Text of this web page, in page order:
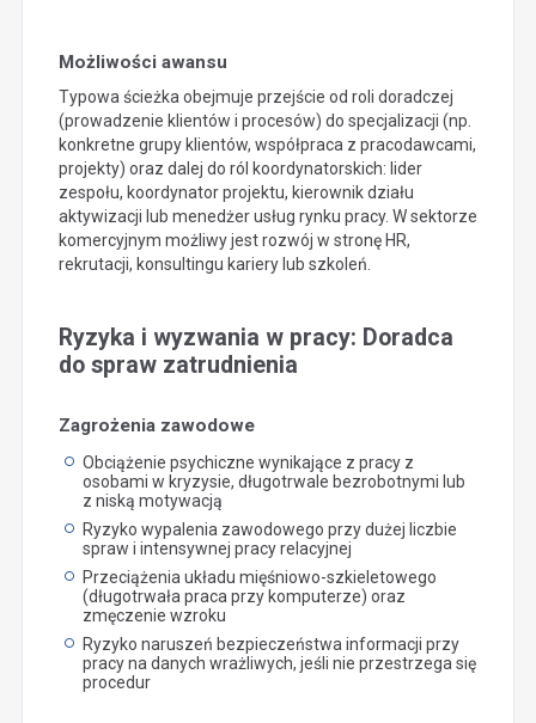
Możliwości awansu
Typowa ścieżka obejmuje przejście od roli doradczej
(prowadzenie klientów i procesów) do specjalizacji (np.
konkretne grupy klientów, współpraca z pracodawcami,
projekty) oraz dalej do ról koordynatorskich: lider
zespołu, koordynator projektu, kierownik działu
aktywizacji lub menedżer usług rynku pracy. W sektorze
komercyjnym możliwy jest rozwój w stronę HR,
rekrutacji, konsultingu kariery lub szkoleń.
Ryzyka i wyzwania w pracy: Doradca
do spraw zatrudnienia
Zagrożenia zawodowe
Obciążenie psychiczne wynikające z pracy z
osobami w kryzysie, długotrwale bezrobotnymi lub
z niską motywacją
Ryzyko wypalenia zawodowego przy dużej liczbie
spraw i intensywnej pracy relacyjnej
Przeciążenia układu mięśniowo-szkieletowego
(długotrwała praca przy komputerze) oraz
zmęczenie wzroku
Ryzyko naruszeń bezpieczeństwa informacji przy
pracy na danych wrażliwych, jeśli nie przestrzega się
procedur